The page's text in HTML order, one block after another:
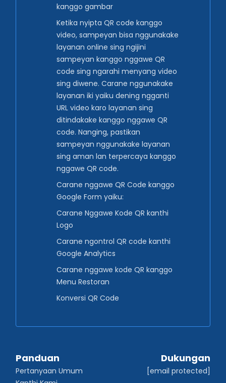
kanggo gambar
Ketika nyipta QR code kanggo
video, sampeyan bisa nggunakake
layanan online sing ngijini
sampeyan kanggo nggawe QR
code sing ngarahi menyang video
sing diwene. Carane nggunakake
layanan iki yaiku dening ngganti
URL video karo layanan sing
ditindakake kanggo nggawe QR
code. Nanging, pastikan
sampeyan nggunakake layanan
sing aman lan terpercaya kanggo
nggawe QR code.
Carane nggawe QR Code kanggo
Google Form yaiku:
Carane Nggawe Kode QR kanthi
Logo
Carane ngontrol QR code kanthi
Google Analytics
Carane nggawe kode QR kanggo
Menu Restoran
Konversi QR Code
Panduan
Pertanyaan Umum
Dukungan
[email protected]